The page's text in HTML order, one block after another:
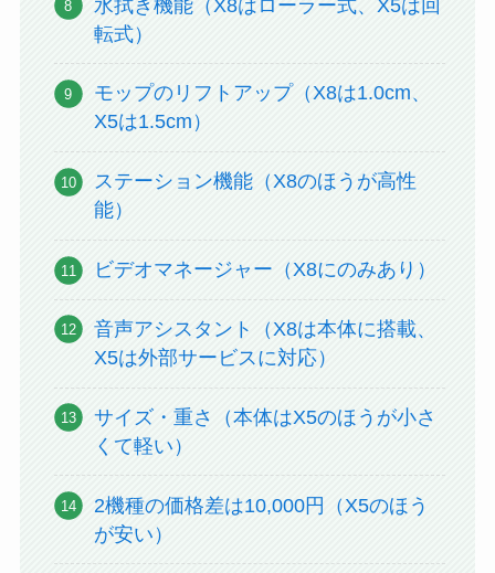
水拭き機能（X8はローラー式、X5は回
転式）
モップのリフトアップ（X8は1.0cm、
X5は1.5cm）
ステーション機能（X8のほうが高性
能）
ビデオマネージャー（X8にのみあり）
音声アシスタント（X8は本体に搭載、
X5は外部サービスに対応）
サイズ・重さ（本体はX5のほうが小さ
くて軽い）
2機種の価格差は10,000円（X5のほう
が安い）